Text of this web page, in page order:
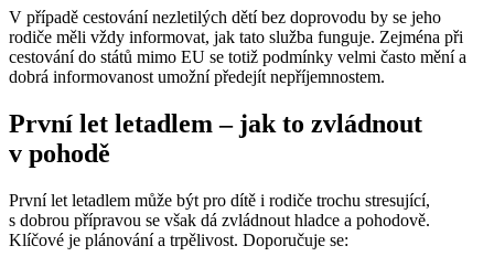
V případě cestování nezletilých dětí bez doprovodu by se jeho
rodiče měli vždy informovat, jak tato služba funguje. Zejména při
cestování do států mimo EU se totiž podmínky velmi často mění a
dobrá informovanost umožní předejít nepříjemnostem.
První let letadlem – jak to zvládnout
v pohodě
První let letadlem může být pro dítě i rodiče trochu stresující,
s dobrou přípravou se však dá zvládnout hladce a pohodově.
Klíčové je plánování a trpělivost. Doporučuje se: